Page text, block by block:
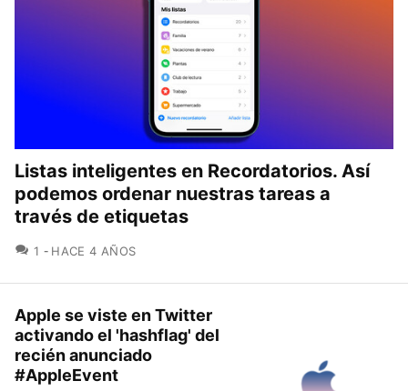
Listas inteligentes en Recordatorios. Así
podemos ordenar nuestras tareas a
través de etiquetas
1 COMENTARIOS
HACE 4 AÑOS
Apple se viste en Twitter
activando el 'hashflag' del
recién anunciado
#AppleEvent